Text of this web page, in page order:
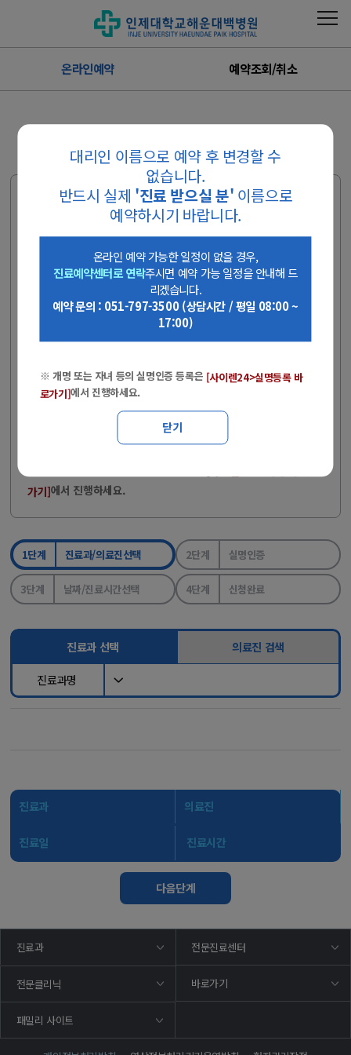
온라인예약 예약조회/취소
대리인 이름으로 예약 후 변경할 수
없습니다.
반드시 실제 '진료 받으실 분' 이름으로
예약하시기 바랍니다.
온라인 예약 가능한 일정이 없을 경우,
진료예약센터로 연락주시면 예약 가능 일정을 안내해 드
리겠습니다.
예약 문의 : 051-797-3500 (상담시간 / 평일 08:00 ~
17:00)
※ 개명 또는 자녀 등의 실명인증 등록은 [사이렌24>실명등록 바
로가기]에서 진행하세요.
닫기
온라인예약
온라인 예약 가능한 일정이 없을 경우, 진료예약
센터로 연락주시면 예약 가능 일정을 안내해 드
리겠습니다.
예약 문의 : 051-797-3500 (상담시간 / 평일 08:00 ~ 17:00)
검진 예약은 온라인으로 불가합니다.
국가검진 문의 : 051-797-0369, 0370
비자검진 문의 : 051-797-0371, 0372 (단, 비자검진은 온라인
예약도 가능)
병원 방문 시, 반드시 신분증을 지참해 주시기 바랍니다.
(2024.05.20 국민건강보험법 개정)
가기]에서 진행하세요.
1단계 진료과/의료진선택 2단계 실명인증
3단계 날짜/진료시간선택 4단계 신청완료
진료과 선택 의료진 검색
진료과명
진료과 의료진
진료일 진료시간
다음단계
진료과 전문진료센터
전문클리닉 바로가기
패밀리 사이트